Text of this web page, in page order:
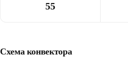
55
Схема конвектора